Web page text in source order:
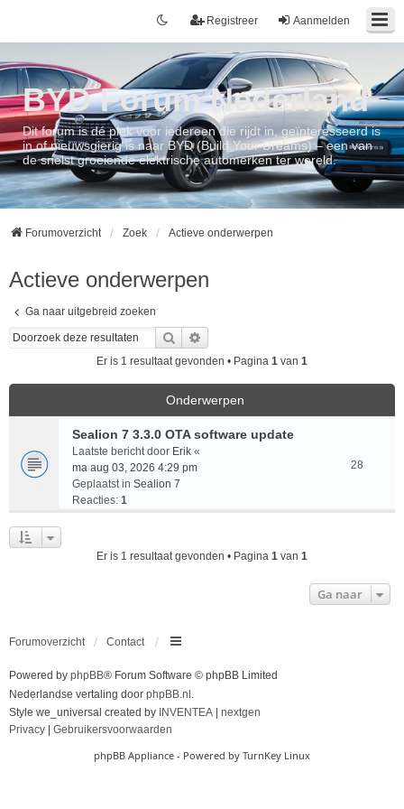
Aanmelden
Registreer
BYD Forum Nederland
Dit forum is dé plek voor iedereen die rijdt in, geïnteresseerd is
in of nieuwsgierig is naar BYD (Build Your Dreams) – een van
de snelst groeiende elektrische automerken ter wereld.
Forumoverzicht Zoek Actieve onderwerpen
Actieve onderwerpen
Ga naar uitgebreid zoeken
Zoek
Er is 1 resultaat gevonden • Pagina 1 van 1
Onderwerpen
Sealion 7 3.3.0 OTA software update
Laatste bericht door Erik «
ma aug 03, 2026 4:29 pm
Geplaatst in Sealion 7
Reacties: 1
28
Er is 1 resultaat gevonden • Pagina 1 van 1
Ga naar
Forumoverzicht Contact
Powered by phpBB® Forum Software © phpBB Limited
Nederlandse vertaling door phpBB.nl .
Style we_universal created by INVENTEA
nextgen
Privacy
Gebruikersvoorwaarden
phpBB Appliance - Powered by TurnKey Linux